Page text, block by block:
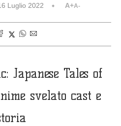
Luglio 2022 A+A-
Japanese Tales of
svelato cast e